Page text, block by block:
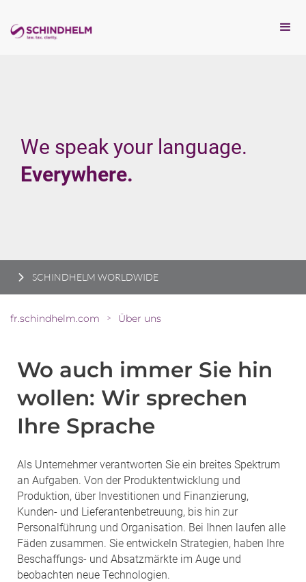
We speak your language.
Everywhere.
SCHINDHELM WORLDWIDE
fr.schindhelm.com > Über uns
Wo auch immer Sie hin
wollen: Wir sprechen
Ihre Sprache
Als Unternehmer verantworten Sie ein breites Spektrum
an Aufgaben. Von der Produktentwicklung und
Produktion, über Investitionen und Finanzierung,
Kunden- und Lieferantenbetreuung, bis hin zur
Personalführung und Organisation. Bei Ihnen laufen alle
Fäden zusammen. Sie entwickeln Strategien, haben Ihre
Beschaffungs- und Absatzmärkte im Auge und
beobachten neue Technologien.